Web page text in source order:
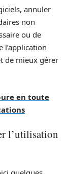
annuler
non
ou de
l’application
de mieux gérer
en toute
l’utilisation